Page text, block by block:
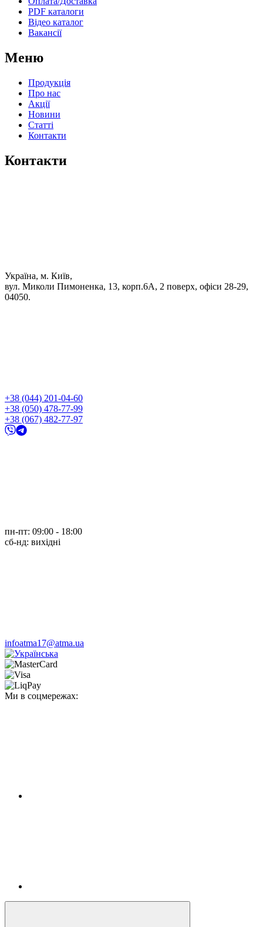
PDF каталоги
Відео каталог
Вакансії
Меню
Продукція
Про нас
Акції
Новини
Статті
Контакти
Контакти
Україна, м. Київ,
вул. Миколи Пимоненка, 13, корп.6А, 2 поверх, офіси 28-29,
04050.
+38 (044) 201-04-60
+38 (050) 478-77-99
+38 (067) 482-77-97
пн-пт: 09:00 - 18:00
cб-нд: вихідні
infoatma17@atma.ua
Ми в соцмережах: